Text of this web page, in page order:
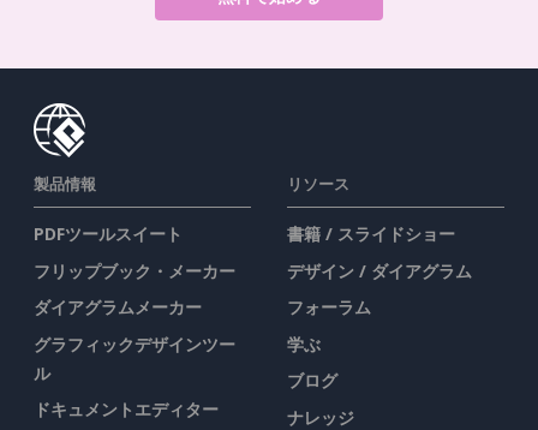
製品情報
PDFツールスイート
フリップブック・メーカー
ダイアグラムメーカー
グラフィックデザインツー
ル
ドキュメントエディター
リソース
書籍 / スライドショー
デザイン / ダイアグラム
フォーラム
学ぶ
ブログ
ナレッジ